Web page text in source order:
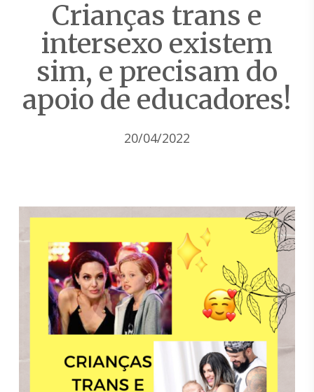
Crianças trans e
intersexo existem
sim, e precisam do
apoio de educadores!
20/04/2022